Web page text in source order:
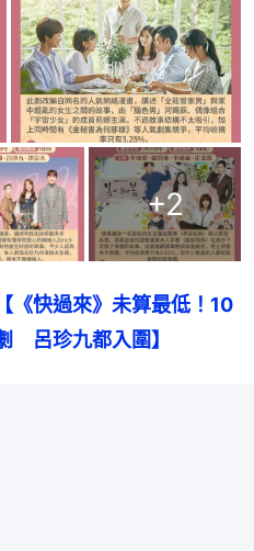
+2
【《快過來》未算最低！10
呂珍九都入圍】